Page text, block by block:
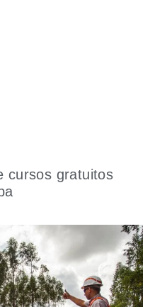
cursos gratuitos